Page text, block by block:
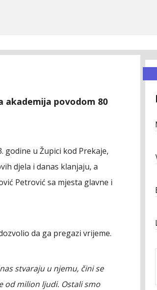
akademija povodom 80
godine u Župici kod Prekaje,
djela i danas klanjaju, a
Petrović sa mjesta glavne i
da ga pregazi vrijeme.
stvaraju u njemu, čini se
od milion ljudi. Ostali smo